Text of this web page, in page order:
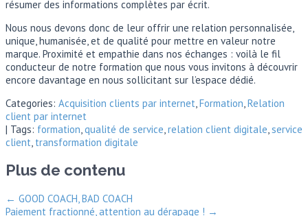
résumer des informations complètes par écrit.
Nous nous devons donc de leur offrir une relation personnalisée,
unique, humanisée, et de qualité pour mettre en valeur notre
marque. Proximité et empathie dans nos échanges : voilà le fil
conducteur de notre formation que nous vous invitons à découvrir
encore davantage en nous sollicitant sur l’espace dédié.
Categories: Acquisition clients par internet Formation Relation
client par internet
| Tags: formation qualité de service relation client digitale service
client transformation digitale
Plus de contenu
← GOOD COACH, BAD COACH
Paiement fractionné, attention au dérapage ! →